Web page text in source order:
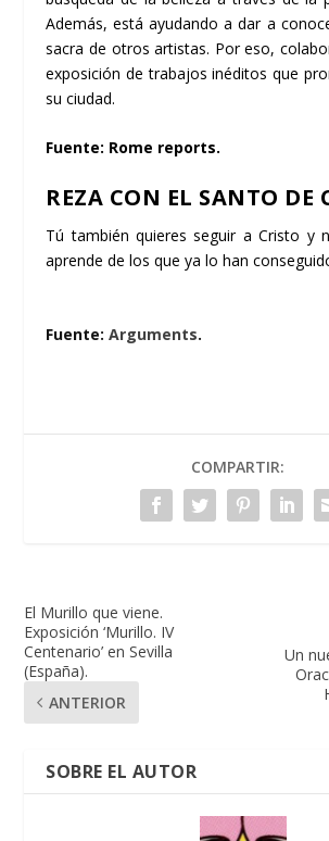
Además, está ayudando a dar a
sacra de otros artistas. Por eso,
exposición de trabajos inéditos que
su ciudad.
Fuente: Rome reports.
REZA CON EL SANTO DE
Tú también quieres seguir a Cristo y
aprende de los que ya lo han
Fuente:Arguments.
COMPARTIR:
El Murillo que viene.
Exposición ‘Murillo. IV
Centenario’ en Sevilla
(España).
ANTERIOR
Un
SOBRE EL AUTOR